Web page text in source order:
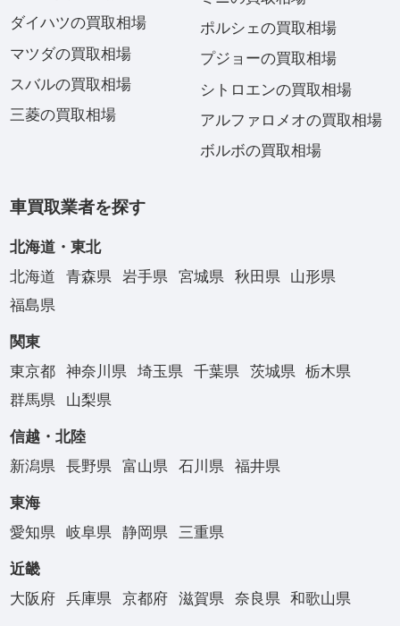
ダイハツの買取相場
マツダの買取相場
スバルの買取相場
三菱の買取相場
ポルシェの買取相場
プジョーの買取相場
シトロエンの買取相場
アルファロメオの買取相場
ボルボの買取相場
車買取業者を探す
北海道・東北
北海道
青森県 岩手県 宮城県 秋田県
山形県
福島県
関東
東京都
神奈川県 埼玉県 千葉県 茨城県
栃木県
群馬県
山梨県
信越・北陸
新潟県
長野県 富山県 石川県 福井県
東海
愛知県
岐阜県 静岡県 三重県
近畿
大阪府
兵庫県 京都府 滋賀県 奈良県 和歌山県